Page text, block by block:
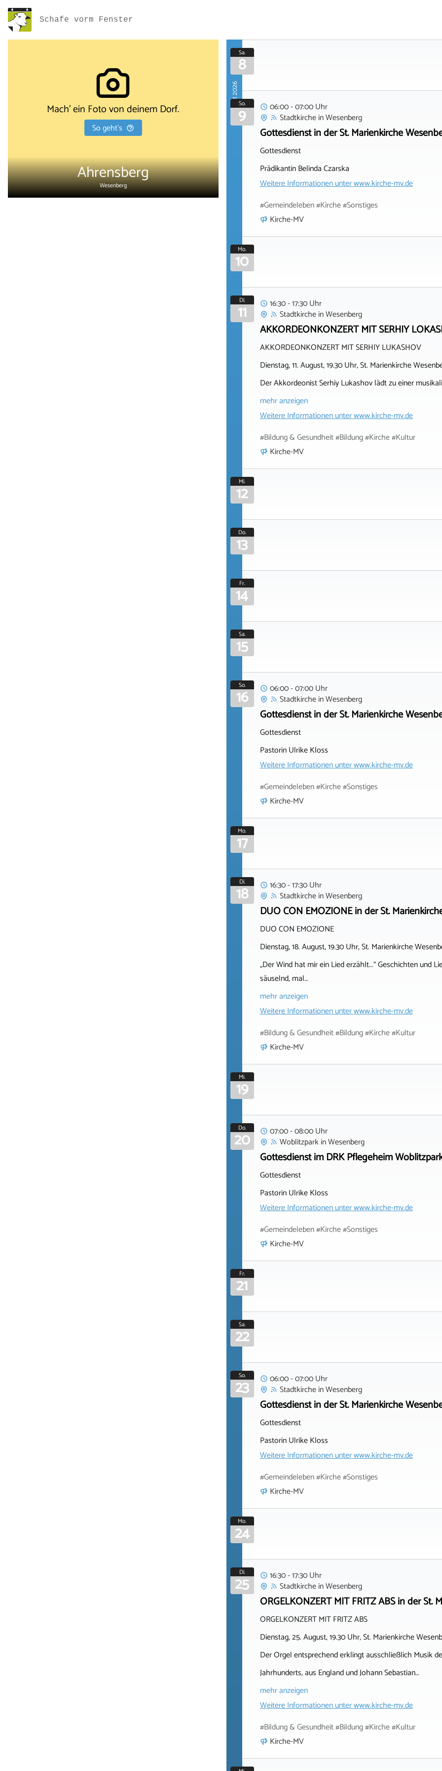
Schafe vorm Fenster
Mach' ein Foto von deinem Dorf.
So geht's
Ahrensberg
Wesenberg
August 2026
Sa.
8
So.
9
06:00 - 07:00 Uhr
StadtkircheinWesenberg
Gottesdienst in der St. Marienkirche
Gottesdienst
Prädikantin Belinda Czarska
Weitere Informationen unterwww.kirche-mv.de
#Gemeindeleben #Kirche #Sonstiges
Kirche-MV
Mo.
10
Di.
11
16:30 - 17:30 Uhr
StadtkircheinWesenberg
AKKORDEONKONZERT MIT SERHIY
AKKORDEONKONZERT MIT SERHIY LUKASHOV
Dienstag, 11. August, 19.30 Uhr, St. Marienkirche
Der Akkordeonist Serhiy Lukashov lädt zu einer
mehr anzeigen
Weitere Informationen unterwww.kirche-mv.de
#Bildung & Gesundheit #Bildung #Kirche #Kultur
Kirche-MV
Mi.
12
Do.
13
Fr.
14
Sa.
15
So.
16
06:00 - 07:00 Uhr
StadtkircheinWesenberg
Gottesdienst in der St. Marienkirche
Gottesdienst
Pastorin Ulrike Kloss
Weitere Informationen unterwww.kirche-mv.de
#Gemeindeleben #Kirche #Sonstiges
Kirche-MV
Mo.
17
Di.
18
16:30 - 17:30 Uhr
StadtkircheinWesenberg
DUO CON EMOZIONE in der St.
DUO CON EMOZIONE
Dienstag, 18. August, 19.30 Uhr, St. Marienkirche
„Der Wind hat mir ein Lied erzählt...“ Geschichten und
säuselnd, mal…
mehr anzeigen
Weitere Informationen unterwww.kirche-mv.de
#Bildung & Gesundheit #Bildung #Kirche #Kultur
Kirche-MV
Mi.
19
Do.
20
07:00 - 08:00 Uhr
WoblitzparkinWesenberg
Gottesdienst im DRK Pflegeheim
Gottesdienst
Pastorin Ulrike Kloss
Weitere Informationen unterwww.kirche-mv.de
#Gemeindeleben #Kirche #Sonstiges
Kirche-MV
Fr.
21
Sa.
22
So.
23
06:00 - 07:00 Uhr
StadtkircheinWesenberg
Gottesdienst in der St. Marienkirche
Gottesdienst
Pastorin Ulrike Kloss
Weitere Informationen unterwww.kirche-mv.de
#Gemeindeleben #Kirche #Sonstiges
Kirche-MV
Mo.
24
Di.
25
16:30 - 17:30 Uhr
StadtkircheinWesenberg
ORGELKONZERT MIT FRITZ ABS in der St.
ORGELKONZERT MIT FRITZ ABS
Dienstag, 25. August, 19.30 Uhr, St. Marienkirche
Der Orgel entsprechend erklingt ausschließlich Musik
Jahrhunderts, aus England und Johann Sebastian…
mehr anzeigen
Weitere Informationen unterwww.kirche-mv.de
#Bildung & Gesundheit #Bildung #Kirche #Kultur
Kirche-MV